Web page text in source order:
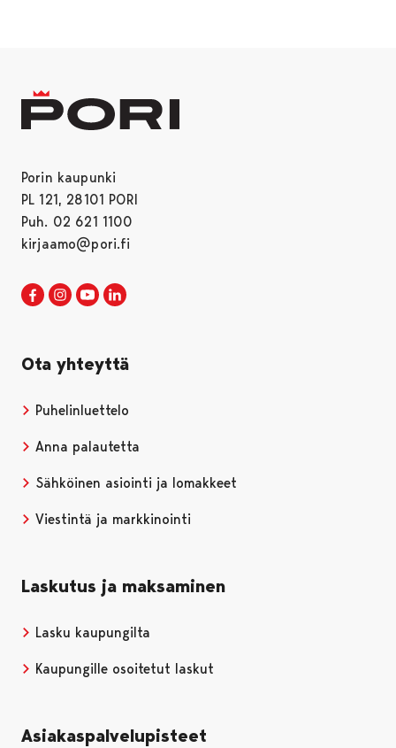
Porin kaupunki
PL 121, 28101 PORI
Puh. 02 621 1100
kirjaamo@pori.fi
Porin kaupunki Facebookissa
Avautuu uudessa välilehdessä
Porin kaupunki Instagramissa
Avautuu uudessa välilehdessä
Porin kaupunki Youtubessa
Avautuu uudessa välilehdessä
Ota yhteyttä
Puhelinluettelo
Anna palautetta
Sähköinen asiointi ja lomakkeet
Viestintä ja markkinointi
Laskutus ja maksaminen
Lasku kaupungilta
Kaupungille osoitetut laskut
Asiakaspalvelupisteet